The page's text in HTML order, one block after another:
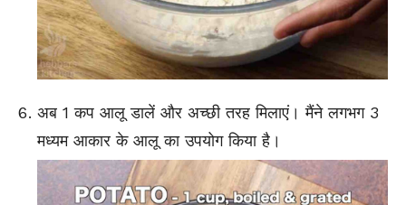
अब 1 कप आलू डालें और अच्छी तरह मिलाएं। मैंने लगभग 3
मध्यम आकार के आलू का उपयोग किया है।